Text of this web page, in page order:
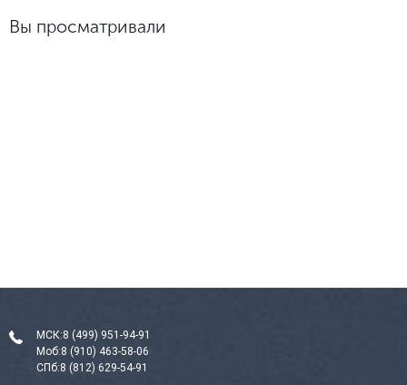
Вы просматривали
МСК:8 (499) 951-94-91
Моб:8 (910) 463-58-06
СПб:8 (812) 629-54-91